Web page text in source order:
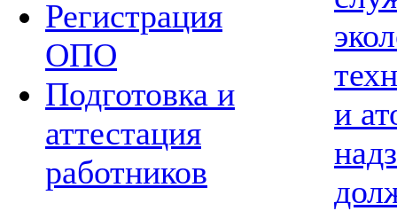
Регистрация
ОПО
Подготовка и
аттестация
работников
и